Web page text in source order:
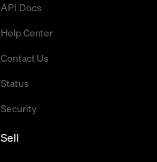
API Docs
Help Center
Contact Us
Status
Security
Sell